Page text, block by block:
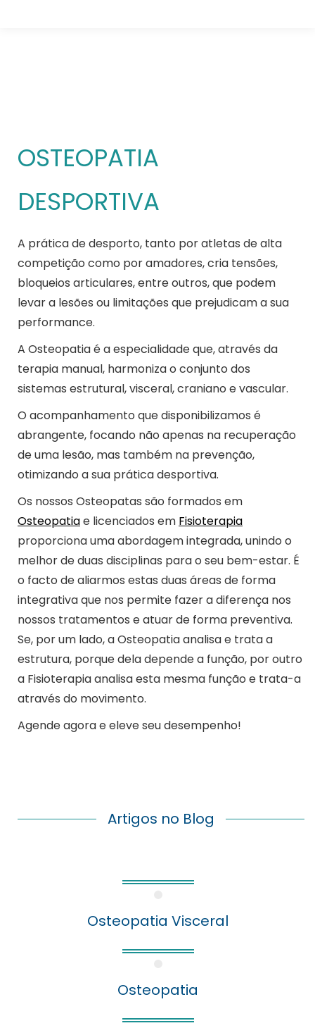
OSTEOPATIA
DESPORTIVA
A prática de desporto, tanto por atletas de alta
competição como por amadores, cria tensões,
bloqueios articulares, entre outros, que podem
levar a lesões ou limitações que prejudicam a sua
performance.
A Osteopatia é a especialidade que, através da
terapia manual, harmoniza o conjunto dos
sistemas estrutural, visceral, craniano e vascular.
O acompanhamento que disponibilizamos é
abrangente, focando não apenas na recuperação
de uma lesão, mas também na prevenção,
otimizando a sua prática desportiva.
Os nossos Osteopatas são formados em
Osteopatiae licenciados em Fisioterapia
proporciona uma abordagem integrada, unindo o
melhor de duas disciplinas para o seu bem-estar. É
o facto de aliarmos estas duas áreas de forma
integrativa que nos permite fazer a diferença nos
nossos tratamentos e atuar de forma preventiva.
Se, por um lado, a Osteopatia analisa e trata a
estrutura, porque dela depende a função, por outro
a Fisioterapia analisa esta mesma função e trata-a
através do movimento.
Agende agora e eleve seu desempenho!
Artigos no Blog
Osteopatia Visceral
Osteopatia